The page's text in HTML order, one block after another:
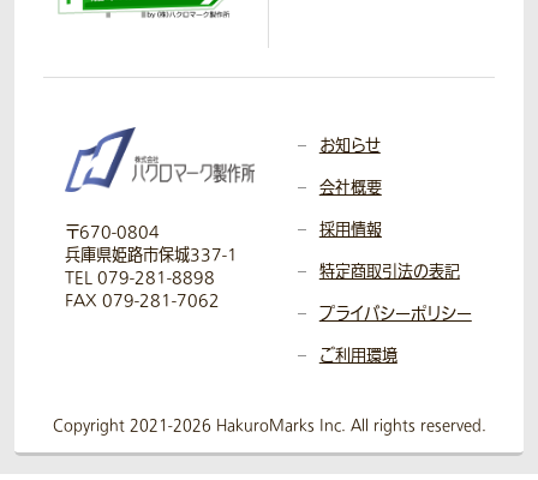
〒670-0804
兵庫県姫路市保城337-1
TEL 079-281-8898
FAX 079-281-7062
お知らせ
会社概要
採用情報
特定商取引法の表記
プライバシーポリシー
ご利用環境
Copyright 2021-2026 HakuroMarks Inc. All rights reserved.